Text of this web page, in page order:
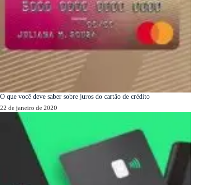
O que você deve saber sobre juros do cartão de crédito
22 de janeiro de 2020